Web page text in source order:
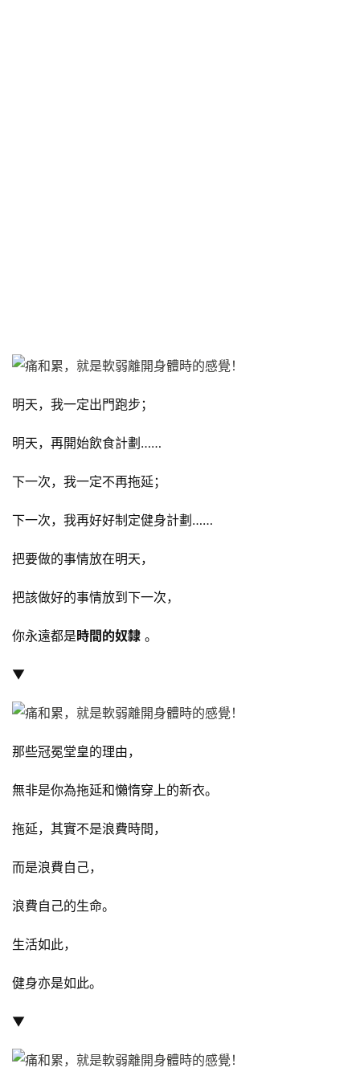
明天，我一定出門跑步；
明天，再開始飲食計劃……
下一次，我一定不再拖延；
下一次，我再好好制定健身計劃……
把要做的事情放在明天，
把該做好的事情放到下一次，
你永遠都是時間的奴隸 。
▼
那些冠冕堂皇的理由，
無非是你為拖延和懶惰穿上的新衣。
拖延，其實不是浪費時間，
而是浪費自己，
浪費自己的生命。
生活如此，
健身亦是如此。
▼